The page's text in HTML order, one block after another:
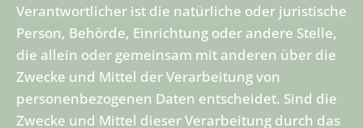
Verantwortlicher ist die natürliche oder juristische
Person, Behörde, Einrichtung oder andere Stelle,
die allein oder gemeinsam mit anderen über die
Zwecke und Mittel der Verarbeitung von
personenbezogenen Daten entscheidet. Sind die
Zwecke und Mittel dieser Verarbeitung durch das